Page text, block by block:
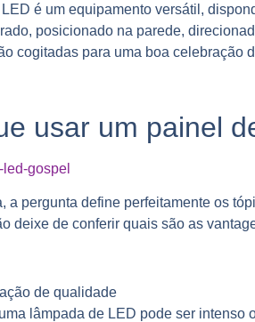
é um equipamento versátil,
posicionado na parede,
cogitadas para uma boa celebração
usar um painel
a pergunta define perfeitamente os
deixe de conferir quais são as
de qualidade
lâmpada de LED pode ser